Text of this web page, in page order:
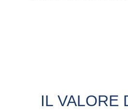
IL VALORE